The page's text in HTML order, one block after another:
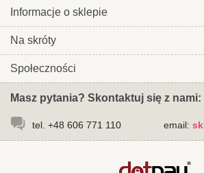
Informacje o sklepie
Na skróty
Społeczności
Masz pytania? Skontaktuj się z nami:
tel. +48 606 771 110 email: